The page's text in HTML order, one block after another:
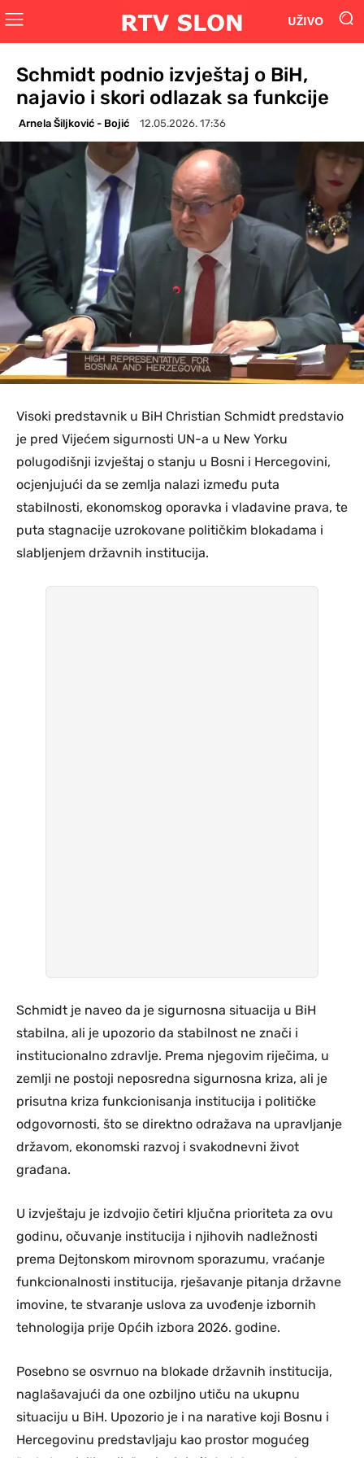
UŽIVO
Schmidt podnio izvještaj o BiH,
najavio i skori odlazak sa funkcije
Arnela Šiljković - Bojić 12.05.2026. 17:36
Visoki predstavnik u BiH Christian Schmidt predstavio
je pred Vijećem sigurnosti UN-a u New Yorku
polugodišnji izvještaj o stanju u Bosni i Hercegovini,
ocjenjujući da se zemlja nalazi između puta
stabilnosti, ekonomskog oporavka i vladavine prava, te
puta stagnacije uzrokovane političkim blokadama i
slabljenjem državnih institucija.
Schmidt je naveo da je sigurnosna situacija u BiH
stabilna, ali je upozorio da stabilnost ne znači i
institucionalno zdravlje. Prema njegovim riječima, u
zemlji ne postoji neposredna sigurnosna kriza, ali je
prisutna kriza funkcionisanja institucija i političke
odgovornosti, što se direktno odražava na upravljanje
državom, ekonomski razvoj i svakodnevni život
građana.
U izvještaju je izdvojio četiri ključna prioriteta za ovu
godinu, očuvanje institucija i njihovih nadležnosti
prema Dejtonskom mirovnom sporazumu, vraćanje
funkcionalnosti institucija, rješavanje pitanja državne
imovine, te stvaranje uslova za uvođenje izbornih
tehnologija prije Općih izbora 2026. godine.
Posebno se osvrnuo na blokade državnih institucija,
naglašavajući da one ozbiljno utiču na ukupnu
situaciju u BiH. Upozorio je i na narative koji Bosnu i
Hercegovinu predstavljaju kao prostor mogućeg